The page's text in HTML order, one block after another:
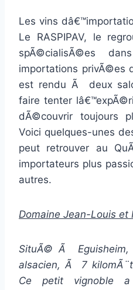
Les vins
Le RASPIPAV, le
spÃ©cialisÃ©es
importations privÃ©es
est rendu Ã deux
faire tenter
dÃ©couvrir toujours
Voici quelques-unes
peut retrouver au
importateurs plus
autres.
Domaine Jean-Louis et
SituÃ© Ã Eguisheim,
alsacien, Ã 7
Ce petit vignoble